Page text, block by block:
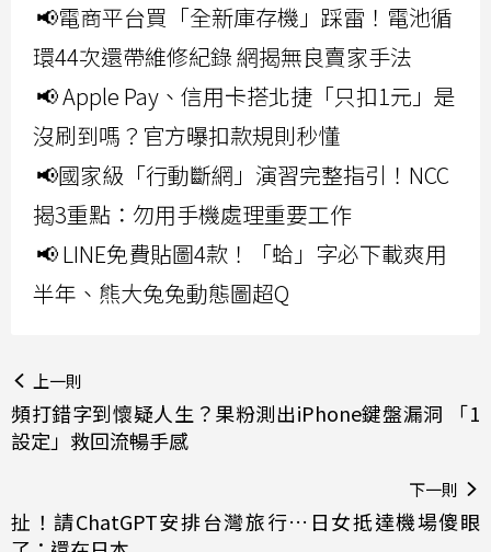
📢電商平台買「全新庫存機」踩雷！電池循
環44次還帶維修紀錄 網揭無良賣家手法
📢 Apple Pay、信用卡搭北捷「只扣1元」是
沒刷到嗎？官方曝扣款規則秒懂
📢國家級「行動斷網」演習完整指引！NCC
揭3重點：勿用手機處理重要工作
📢 LINE免費貼圖4款！「蛤」字必下載爽用
半年、熊大兔兔動態圖超Q
上一則
頻打錯字到懷疑人生？果粉測出iPhone鍵盤漏洞 「1
設定」救回流暢手感
下一則
扯！請ChatGPT安排台灣旅行…日女抵達機場傻眼